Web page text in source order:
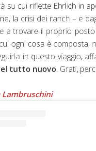
su cui riflette Ehrlich in
la crisi dei ranch – e
a trovare il proprio
ogni cosa è composta,
in questo viaggio,
tutto nuovo. Grati,
Lambruschini